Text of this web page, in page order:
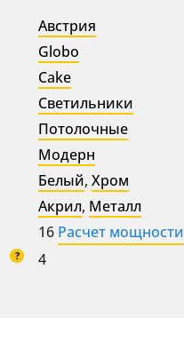
Австрия
Globo
Cake
Светильники
Потолочные
Модерн
Белый, Хром
Акрил, Металл
16 Расчет мощности
? 4